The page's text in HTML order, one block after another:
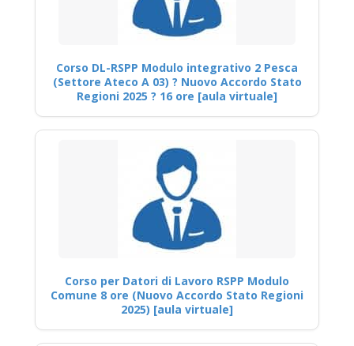
Corso DL-RSPP Modulo integrativo 2 Pesca
(Settore Ateco A 03) ? Nuovo Accordo Stato
Regioni 2025 ? 16 ore [aula virtuale]
Corso per Datori di Lavoro RSPP Modulo
Comune 8 ore (Nuovo Accordo Stato Regioni
2025) [aula virtuale]